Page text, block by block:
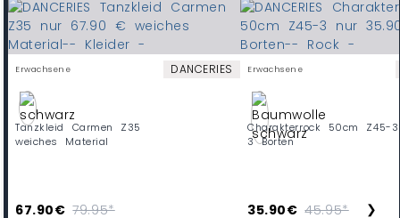
Erwachsene DANCERIES
Tanzkleid Carmen Z35
weiches Material
67.90€ 79.95*
Erwachsene
Charakterrock 50cm Z45-3
3 Borten
35.90€ 45.95* ❯